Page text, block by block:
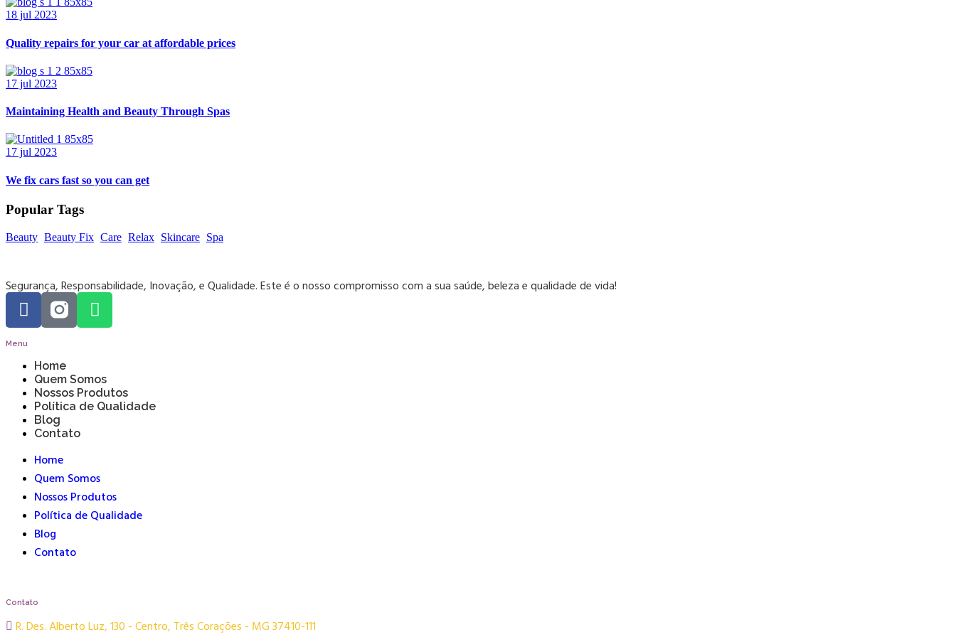
18 jul 2023
Quality repairs for your car at affordable prices
17 jul 2023
Maintaining Health and Beauty Through Spas
17 jul 2023
We fix cars fast so you can get
Popular Tags
Beauty Beauty Fix Care Relax Skincare Spa
Segurança, Responsabilidade, Inovação, e Qualidade. Este é o nosso compromisso com a sua saúde, beleza e qualidade de vida!
Menu
Home
Quem Somos
Nossos Produtos
Política de Qualidade
Blog
Contato
Home
Quem Somos
Nossos Produtos
Política de Qualidade
Blog
Contato
Contato
R. Des. Alberto Luz, 130 - Centro, Três Corações - MG 37410-111